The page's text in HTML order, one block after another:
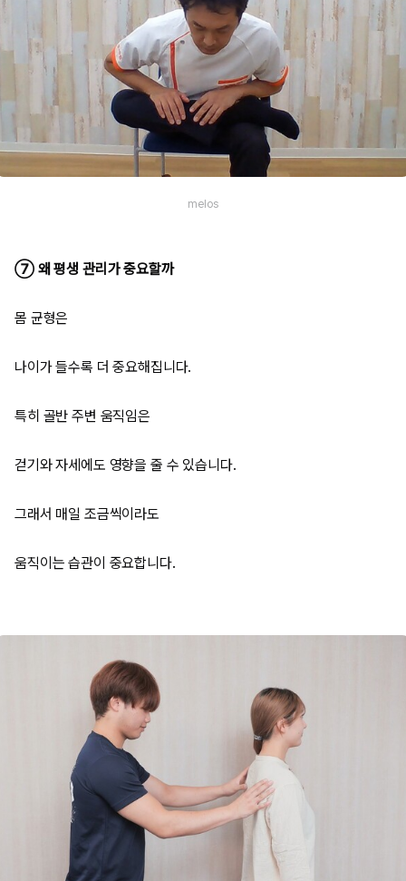
melos
⑦ 왜 평생 관리가 중요할까
몸 균형은
나이가 들수록 더 중요해집니다.
특히 골반 주변 움직임은
걷기와 자세에도 영향을 줄 수 있습니다.
그래서 매일 조금씩이라도
움직이는 습관이 중요합니다.